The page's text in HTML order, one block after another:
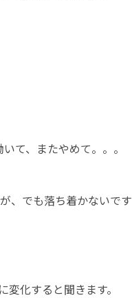
て、またやめて。。。
、でも落ち着かないです
に変化すると聞きます。